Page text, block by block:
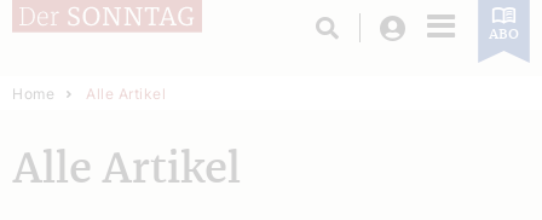
Login ABO
Home Alle Artikel
Alle Artikel